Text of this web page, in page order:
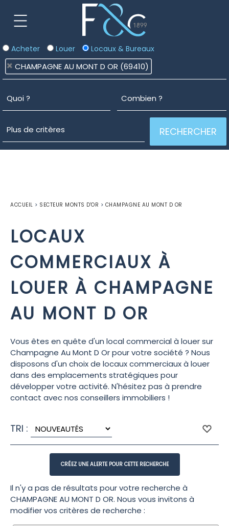
Acheter Louer Locaux & Bureaux
CHAMPAGNE AU MONT D OR (69410)
ACCUEIL > SECTEUR MONTS D'OR > CHAMPAGNE AU MONT D OR
LOCAUX
COMMERCIAUX À
LOUER À CHAMPAGNE
AU MONT D OR
Vous êtes en quête d'un local commercial à louer sur
Champagne Au Mont D Or pour votre société ? Nous
disposons d'un choix de locaux commerciaux à louer
dans des emplacements stratégiques pour
développer votre activité. N'hésitez pas à prendre
contact avec nos conseillers immobiliers !
TRI :
Il n'y a pas de résultats pour votre recherche à
CHAMPAGNE AU MONT D OR. Nous vous invitons à
modifier vos critères de recherche :